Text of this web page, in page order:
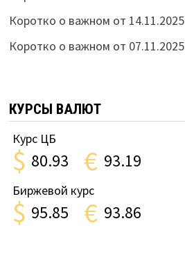
Коротко о важном от 14.11.2025
Коротко о важном от 07.11.2025
КУРСЫ ВАЛЮТ
Курс ЦБ
$ 80.93 € 93.19
Биржевой курс
$ 95.85 € 93.86